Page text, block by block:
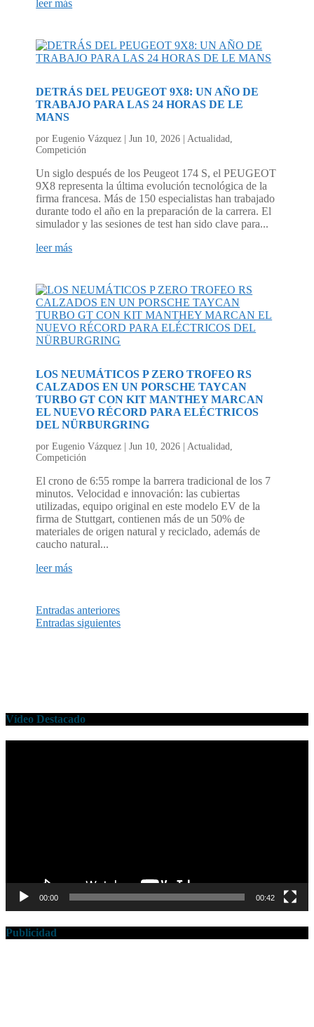
leer más
DETRÁS DEL PEUGEOT 9X8: UN AÑO DE
TRABAJO PARA LAS 24 HORAS DE LE
MANS
porEugenio Vázquez |Jun 10, 2026 Actualidad
Competición
Un siglo después de los Peugeot 174 S, el PEUGEOT
9X8 representa la última evolución tecnológica de la
firma francesa. Más de 150 especialistas han trabajado
durante todo el año en la preparación de la carrera. El
simulador y las sesiones de test han sido clave para...
leer más
LOS NEUMÁTICOS P ZERO TROFEO RS
CALZADOS EN UN PORSCHE TAYCAN
TURBO GT CON KIT MANTHEY MARCAN
EL NUEVO RÉCORD PARA ELÉCTRICOS
DEL NÜRBURGRING
porEugenio Vázquez |Jun 10, 2026 Actualidad
Competición
El crono de 6:55 rompe la barrera tradicional de los 7
minutos. Velocidad e innovación: las cubiertas
utilizadas, equipo original en este modelo EV de la
firma de Stuttgart, contienen más de un 50% de
materiales de origen natural y reciclado, además de
caucho natural...
leer más
Entradas anteriores
Entradas siguientes
Vídeo Destacado
00:00 00:42
Publicidad